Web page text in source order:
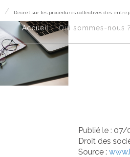
Accueil Qui sommes-nous ?​
Décret sur les procédures collectives des
Publié le : 07/
Droit des
Source :